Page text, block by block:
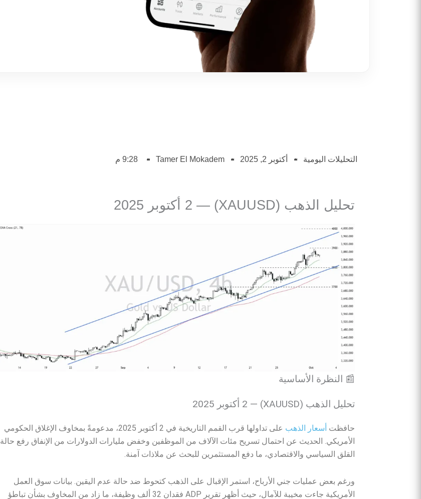
التحليلات اليومية أكتوبر 2, 2025 Tamer El Mokadem 9:28 م
تحليل الذهب (XAUUSD) — 2 أكتوبر 2025
📰 النظرة الأساسية
تحليل الذهب (XAUUSD) — 2 أكتوبر 2025
حافظت أسعار الذهب
على تداولها قرب القمم التاريخية في 2 أكتوبر 2025، مدعومةً بمخاوف الإغلاق الحكومي
الأمريكي. الحديث عن احتمال تسريح مئات الآلاف من الموظفين وخفض مليارات الدولارات من الإنفاق رفع حالة
القلق السياسي والاقتصادي، ما دفع المستثمرين للبحث عن ملاذات آمنة.
ورغم بعض عمليات جني الأرباح، استمر الإقبال على الذهب كتحوط ضد حالة عدم اليقين. بيانات سوق العمل
الأمريكية جاءت مخيبة للآمال، حيث أظهر تقرير ADP فقدان 32 ألف وظيفة، ما زاد من المخاوف بشأن تباطؤ